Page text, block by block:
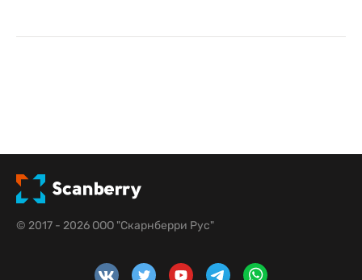
© 2017 - 2026 ООО "Скарнберри Рус"